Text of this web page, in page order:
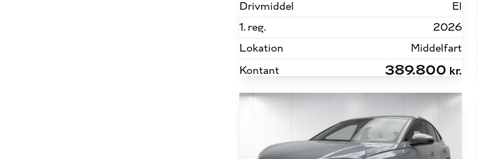
Drivmiddel
El
1. reg.
2026
Lokation
Middelfart
Kontant
389.800 kr.